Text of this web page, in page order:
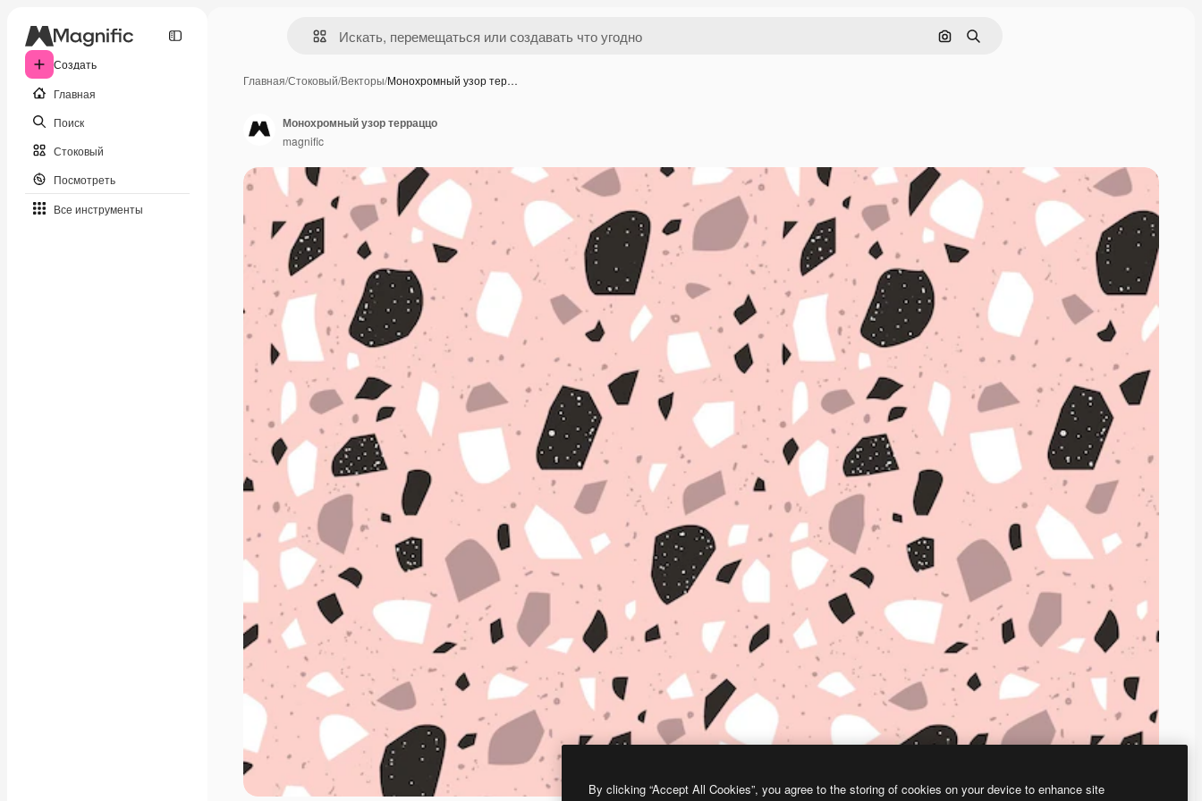
Создать
Главная
Поиск
Стоковый
Посмотреть
Все инструменты
Поиск по изображению
Поиск
Главная/Стоковый/Векторы/Монохромный узор тер…
Монохромный узор терраццо
magnific
By clicking “Accept All Cookies”, you agree to the storing of cookies on your device to enhance site